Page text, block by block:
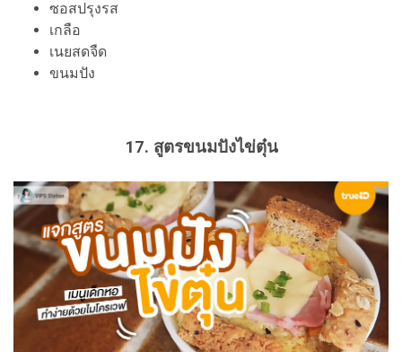
ซอสปรุงรส
เกลือ
เนยสดจืด
ขนมปัง
17. สูตรขนมปังไข่ตุ๋น